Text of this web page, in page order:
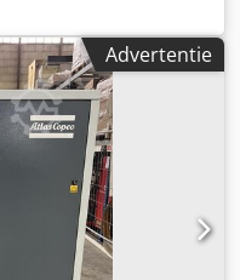
geproduceerd. SF+ 8
en flexibiliteit van
vier
zijn
continu de status
compressie-
dat de
luchtvraag.
luchtkwaliteit en
een superieur
Advertentie